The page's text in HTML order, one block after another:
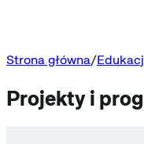
Strona główna
Projekty i